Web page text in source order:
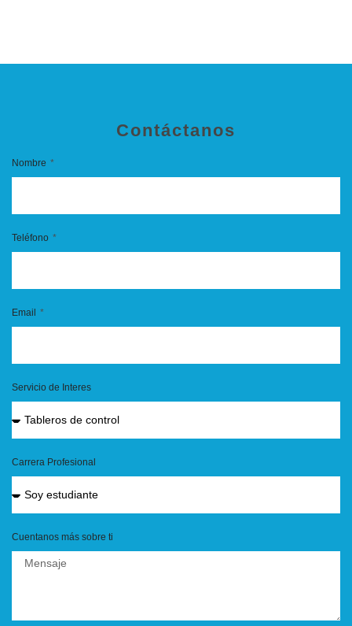
Contáctanos
Nombre
Teléfono
Email
Servicio de Interes
Carrera Profesional
Cuentanos más sobre ti